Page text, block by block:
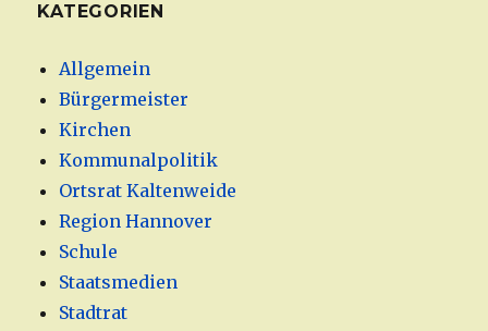
KATEGORIEN
Allgemein
Bürgermeister
Kirchen
Kommunalpolitik
Ortsrat Kaltenweide
Region Hannover
Schule
Staatsmedien
Stadtrat